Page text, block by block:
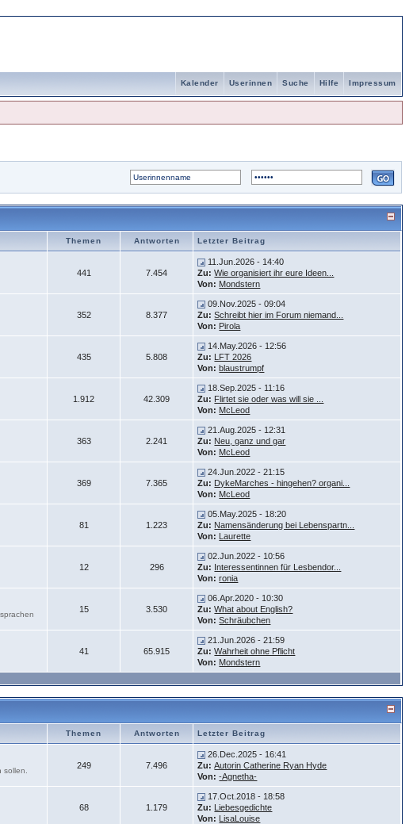
Impressum
Hilfe
Suche
Userinnen
Kalender
Themen Antworten Letzter Beitrag
441 7.454
11.Jun.2026 - 14:40
Zu: Wie organisiert ihr eure Ideen...
Von: Mondstern
352 8.377
09.Nov.2025 - 09:04
Zu: Schreibt hier im Forum niemand...
Von: Pirola
435 5.808
14.May.2026 - 12:56
Zu: LFT 2026
Von: blaustrumpf
1.912 42.309
18.Sep.2025 - 11:16
Zu: Flirtet sie oder was will sie ...
Von: McLeod
363 2.241
21.Aug.2025 - 12:31
Zu: Neu, ganz und gar
Von: McLeod
369 7.365
24.Jun.2022 - 21:15
Zu: DykeMarches - hingehen? organi...
Von: McLeod
81 1.223
05.May.2025 - 18:20
Zu: Namensänderung bei Lebenspartn...
Von: Laurette
12 296
02.Jun.2022 - 10:56
Zu: Interessentinnen für Lesbendor...
Von: ronia
15 3.530
06.Apr.2020 - 10:30
Zu: What about English?
Von: Schräubchen
41 65.915
21.Jun.2026 - 21:59
Zu: Wahrheit ohne Pflicht
Von: Mondstern
Themen Antworten Letzter Beitrag
249 7.496
26.Dec.2025 - 16:41
Zu: Autorin Catherine Ryan Hyde
Von: -Agnetha-
68 1.179
17.Oct.2018 - 18:58
Zu: Liebesgedichte
Von: LisaLouise